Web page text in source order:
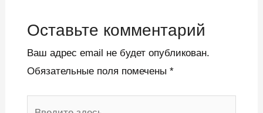
Оставьте комментарий
Ваш адрес email не будет опубликован.
Обязательные поля помечены *